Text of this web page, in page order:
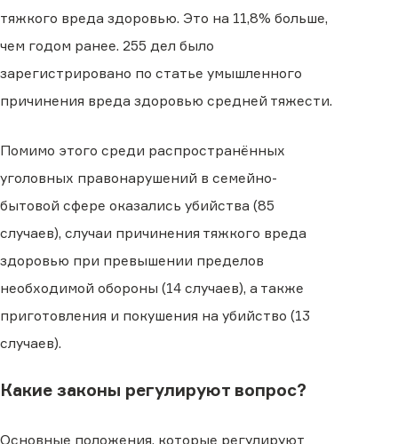
тяжкого вреда здоровью. Это на 11,8% больше,
чем годом ранее. 255 дел было
зарегистрировано по статье умышленного
причинения вреда здоровью средней тяжести.
Помимо этого среди распространённых
уголовных правонарушений в семейно-
бытовой сфере оказались убийства (85
случаев), случаи причинения тяжкого вреда
здоровью при превышении пределов
необходимой обороны (14 случаев), а также
приготовления и покушения на убийство (13
случаев).
Какие законы регулируют вопрос?
Основные положения, которые регулируют